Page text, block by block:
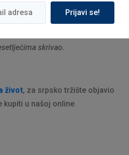
skrivao.
život, za srpsko tržište objavio
kupiti u našoj online
Prijavi se!